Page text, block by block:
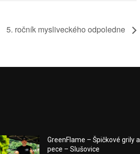
5. ročník mysliveckého odpoledne
GreenFlame – Špičkové grily a
pece – Slušovice